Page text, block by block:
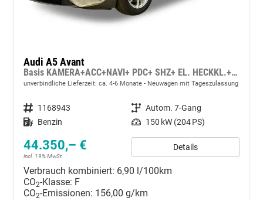
Audi A5 Avant
Basis KAMERA+ACC+NAVI+ PDC+ SHZ+ EL. HECKKL.+17 LM
unverbindliche Lieferzeit: ca. 4-6 Monate Neuwagen mit Tageszulassung
Fahrzeugnummer 1168943 Getriebe Autom. 7-Gang
Kraftstoff Benzin Leistung 150 kW (204 PS)
44.350,– €
incl. 19% MwSt.
Details
Verbrauch kombiniert: 6,90 l/100km
CO2-Klasse: F
CO2-Emissionen: 156,00 g/km